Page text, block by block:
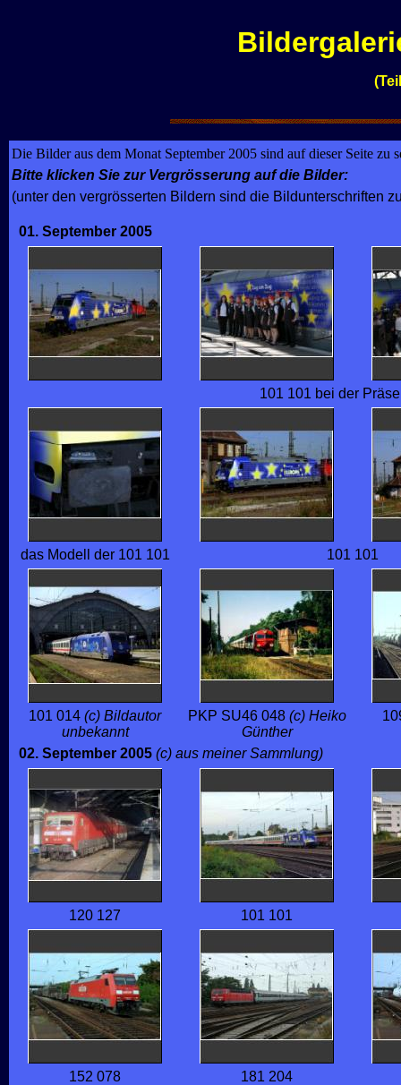
Die Bilder aus dem Monat September 2005 sind auf dieser Seite zu
Bitte klicken Sie zur Vergrösserung auf die Bilder:
(unter den vergrösserten Bildern sind die Bildunterschriften
01. September 2005
101 101 bei der
das Modell der 101 101 101 101
101 014 (c) Bildautor
unbekannt
PKP SU46 048 (c) Heiko
Günther
02. September 2005 (c) aus meiner Sammlung)
120 127 101 101
152 078 181 204